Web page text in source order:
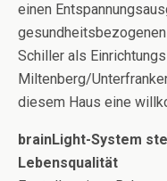
einen
Schiller als
Miltenberg/
diesem Haus eine
brainLight-System
Lebensqualität